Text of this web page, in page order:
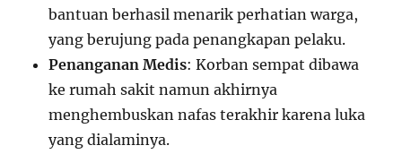
bantuan berhasil menarik perhatian warga,
yang berujung pada penangkapan pelaku.
Penanganan Medis: Korban sempat dibawa
ke rumah sakit namun akhirnya
menghembuskan nafas terakhir karena luka
yang dialaminya.